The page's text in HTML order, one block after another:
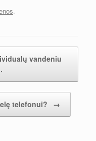
.
vandeniu
telefonui? →